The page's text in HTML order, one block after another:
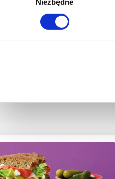
Develey Polska Sp. z o.o z
przetwarzaniu danych